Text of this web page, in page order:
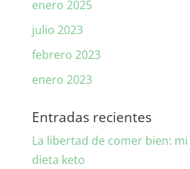
enero 2025
julio 2023
febrero 2023
enero 2023
Entradas recientes
La libertad de comer bien:
dieta keto